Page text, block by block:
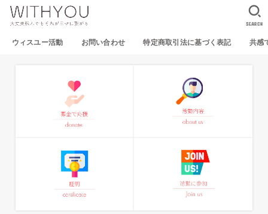
ウィスユー活動 お問い合わせ 特定商取引法に基づく表記 共感
SEARCH